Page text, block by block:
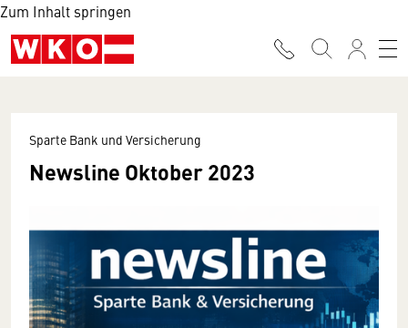
Zum Inhalt springen
Sparte Bank und Versicherung
Newsline Oktober 2023